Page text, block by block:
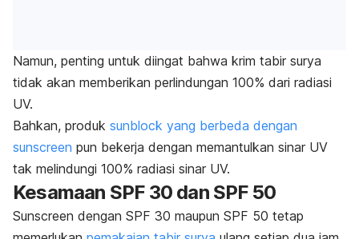
Namun, penting untuk diingat bahwa krim tabir surya
tidak akan memberikan perlindungan 100% dari radiasi
UV.
Bahkan, produk sunblock yang berbeda dengan
sunscreen pun bekerja dengan memantulkan sinar UV
tak melindungi 100% radiasi sinar UV.
Kesamaan SPF 30 dan SPF 50
Sunscreen dengan SPF 30 maupun SPF 50 tetap